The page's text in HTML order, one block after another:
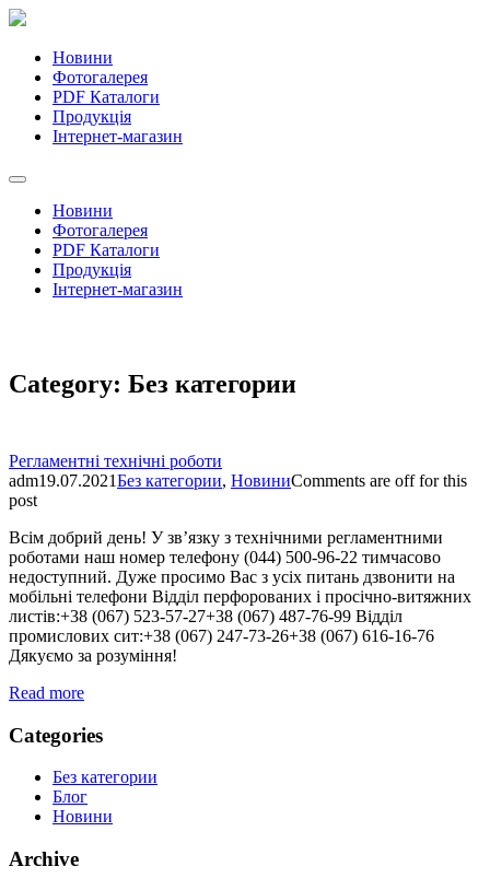
Новини
Фотогалерея
PDF Каталоги
Продукція
Інтернет-магазин
Новини
Фотогалерея
PDF Каталоги
Продукція
Інтернет-магазин
Category: Без категории
Регламентні технічні роботи
adm19.07.2021Без категории, НовиниComments are off for this
post
Всім добрий день! У зв’язку з технічними регламентними
роботами наш номер телефону (044) 500-96-22 тимчасово
недоступний. Дуже просимо Вас з усіх питань дзвонити на
мобільні телефони Відділ перфорованих і просічно-витяжних
листів:+38 (067) 523-57-27+38 (067) 487-76-99 Відділ
промислових сит:+38 (067) 247-73-26+38 (067) 616-16-76
Дякуємо за розуміння!
Read more
Categories
Без категории
Блог
Новини
Archive